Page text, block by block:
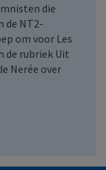
die
de NT2-
om voor Les
de rubriek Uit
Nerée over